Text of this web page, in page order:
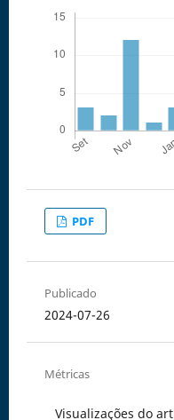
PDF
Publicado
2024-07-26
Métricas
Visualizações do